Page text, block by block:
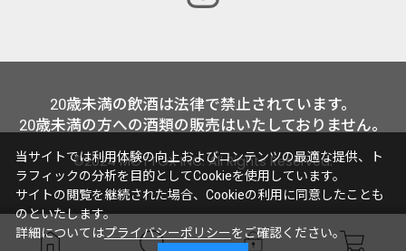
20歳未満の飲酒は法律で禁止されています。
20歳未満の方への酒類の販売はいたしておりません。
©2024 MOTTOX INC. All Rights Reserved.
当サイトでは利用体験の向上およびコンテンツの最適な提供、ト
ラフィックの分析を目的としてCookieを使用しています。
サイトの閲覧を継続された場合、Cookieの利用に同意したことも
のといたします。
詳細についてはプライバシーポリシーをご確認ください。